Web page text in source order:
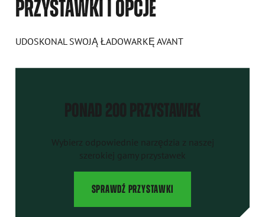
PRZYSTAWKI I OPCJE
UDOSKONAL SWOJĄ ŁADOWARKĘ AVANT
PONAD 200 PRZYSTAWEK
Wybierz odpowiednie narzędzia z naszej
szerokiej gamy przystawek
SPRAWDŹ PRZYSTAWKI